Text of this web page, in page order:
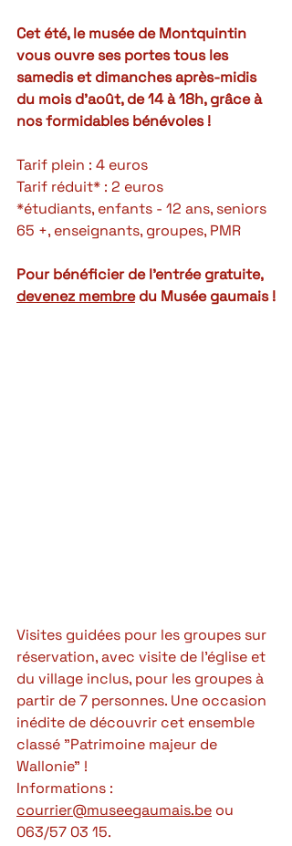
Cet été, le musée de Montquintin
vous ouvre ses portes tous les
samedis et dimanches après-midis
du mois d'août, de 14 à 18h, grâce à
nos formidables bénévoles !
Tarif plein : 4 euros
Tarif réduit* : 2 euros
*étudiants, enfants - 12 ans, seniors
65 +, enseignants, groupes, PMR
Pour bénéficier de l'entrée gratuite,
devenez membre du Musée gaumais !
Visites guidées pour les groupes sur
réservation, avec visite de l'église et
du village inclus, pour les groupes à
partir de 7 personnes. Une occasion
inédite de découvrir cet ensemble
classé "Patrimoine majeur de
Wallonie" !
Informations :
courrier@museegaumais.be ou
063/57 03 15.